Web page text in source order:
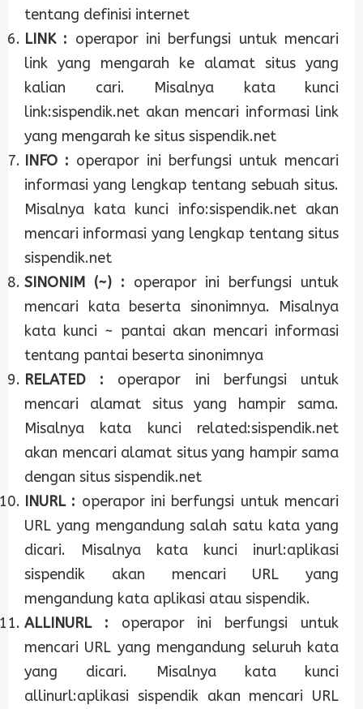
tentang definisi internet
LINK : operapor ini berfungsi untuk mencari
link yang mengarah ke alamat situs yang
kalian cari. Misalnya kata kunci
link:sispendik.net akan mencari informasi link
yang mengarah ke situs sispendik.net
INFO : operapor ini berfungsi untuk mencari
informasi yang lengkap tentang sebuah situs.
Misalnya kata kunci info:sispendik.net akan
mencari informasi yang lengkap tentang situs
sispendik.net
SINONIM (~) : operapor ini berfungsi untuk
mencari kata beserta sinonimnya. Misalnya
kata kunci ~ pantai akan mencari informasi
tentang pantai beserta sinonimnya
RELATED : operapor ini berfungsi untuk
mencari alamat situs yang hampir sama.
Misalnya kata kunci related:sispendik.net
akan mencari alamat situs yang hampir sama
dengan situs sispendik.net
INURL : operapor ini berfungsi untuk mencari
URL yang mengandung salah satu kata yang
dicari. Misalnya kata kunci inurl:aplikasi
sispendik akan mencari URL yang
mengandung kata aplikasi atau sispendik.
ALLINURL : operapor ini berfungsi untuk
mencari URL yang mengandung seluruh kata
yang dicari. Misalnya kata kunci
allinurl:aplikasi sispendik akan mencari URL